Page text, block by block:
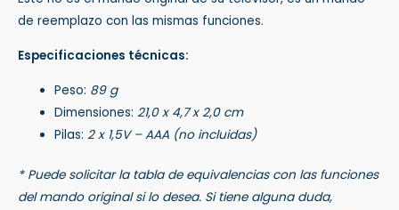
de reemplazo con las mismas funciones.
Especificaciones técnicas:
Peso: 89 g
Dimensiones:21,0 x 4,7 x 2,0 cm
Pilas:2 x 1,5V – AAA (no incluidas)
* Puede solicitar la tabla de equivalencias con las funciones
del mando original si lo desea. Si tiene alguna duda,